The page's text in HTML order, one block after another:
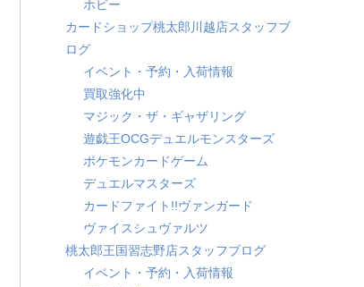
ホビー
カードショップ桃太郎川越店スタッフブ
ログ
イベント・予約・入荷情報
買取強化中
マジック・ザ・ギャザリング
遊戯王OCGデュエルモンスターズ
ポケモンカードゲーム
デュエルマスターズ
カードファイト!!ヴァンガード
ヴァイスシュヴァルツ
桃太郎王国習志野店スタッフブログ
イベント・予約・入荷情報